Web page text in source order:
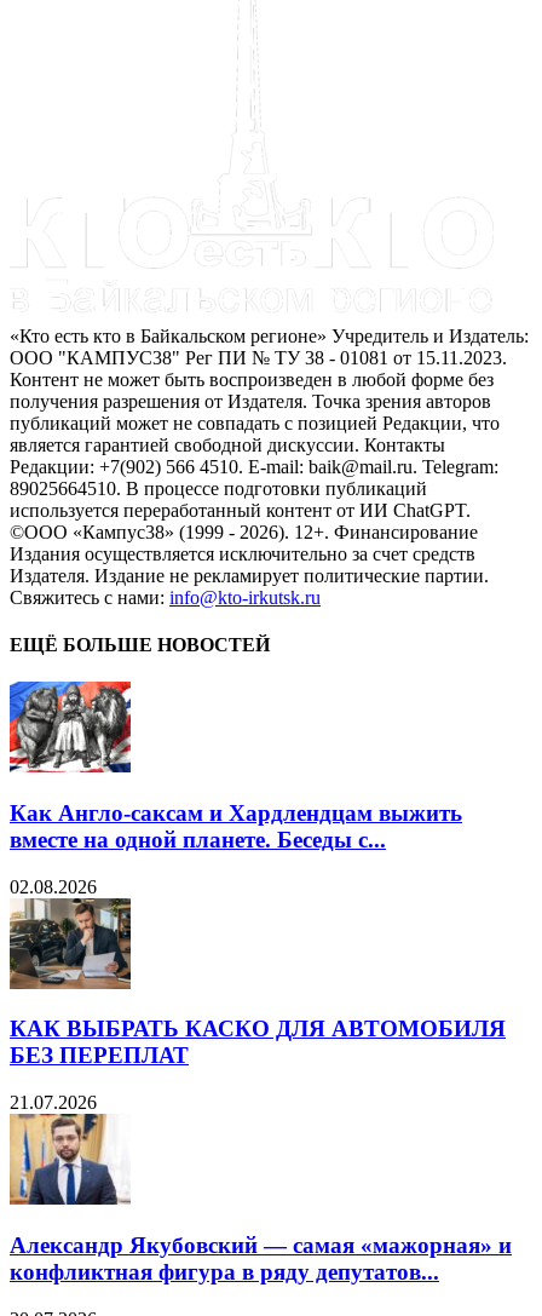
«Кто есть кто в Байкальском регионе» Учредитель и Издатель:
ООО "КАМПУС38" Рег ПИ № ТУ 38 - 01081 от 15.11.2023.
Контент не может быть воспроизведен в любой форме без
получения разрешения от Издателя. Точка зрения авторов
публикаций может не совпадать с позицией Редакции, что
является гарантией свободной дискуссии. Контакты
Редакции: +7(902) 566 4510. E-mail: baik@mail.ru. Telegram:
89025664510. В процессе подготовки публикаций
используется переработанный контент от ИИ ChatGPT.
©ООО «Кампус38» (1999 - 2026). 12+. Финансирование
Издания осуществляется исключительно за счет средств
Издателя. Издание не рекламирует политические партии.
Свяжитесь с нами: info@kto-irkutsk.ru
ЕЩЁ БОЛЬШЕ НОВОСТЕЙ
Как Англо-саксам и Хардлендцам выжить
вместе на одной планете. Беседы с...
02.08.2026
КАК ВЫБРАТЬ КАСКО ДЛЯ АВТОМОБИЛЯ
БЕЗ ПЕРЕПЛАТ
21.07.2026
Александр Якубовский — самая «мажорная» и
конфликтная фигура в ряду депутатов...